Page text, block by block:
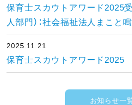
保育士スカウトアワード2025
人部門）：社会福祉法人まこと
2025.11.21
保育士スカウトアワード2025
お知らせ一